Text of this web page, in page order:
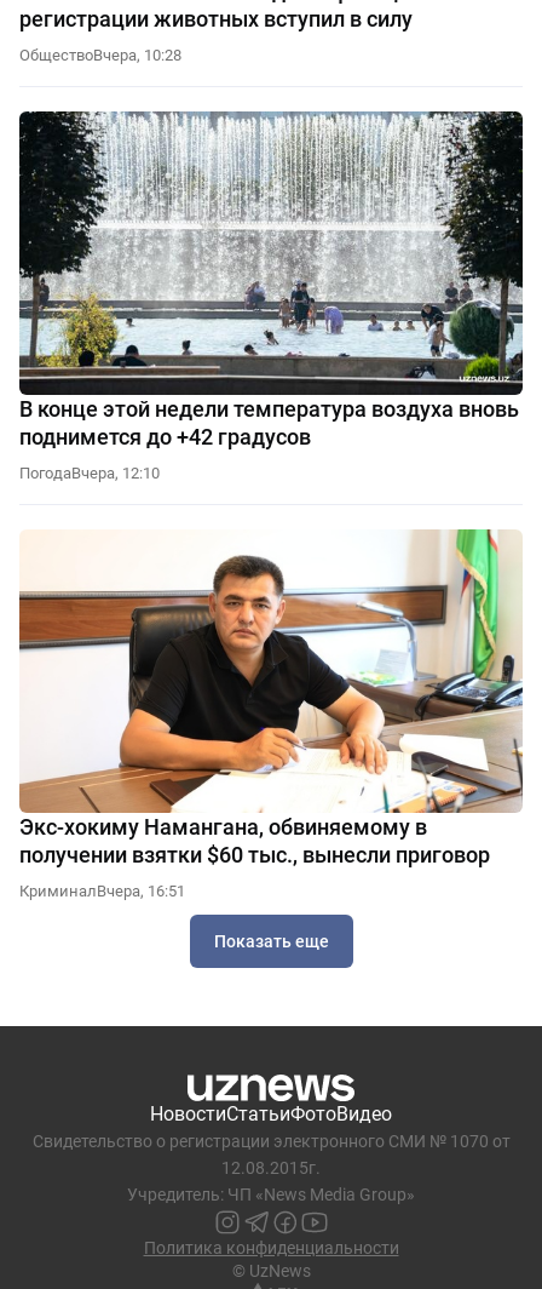
регистрации животных вступил в силу
ОбществоВчера, 10:28
В конце этой недели температура воздуха вновь
поднимется до +42 градусов
ПогодаВчера, 12:10
Экс-хокиму Намангана, обвиняемому в
получении взятки $60 тыс., вынесли приговор
КриминалВчера, 16:51
Показать еще
НовостиСтатьиФотоВидео
Свидетельство о регистрации электронного СМИ № 1070 от
12.08.2015г.
Учредитель: ЧП «News Media Group»
Политика конфиденциальности
© UzNews